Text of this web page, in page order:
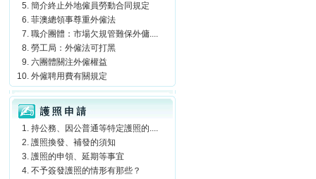
簡介終止外地僱員勞動合同規定
菲澳總領事尊重外僱法
職介團體：市場欠規管難保外傭....
勞工局：外僱法可打黑
六團體關注外僱權益
外僱聘用費有關規定
護照申請
持公務、因公普通等特定護照的....
護照換發、補發的須知
護照的申領、延期等事宜
不予簽發護照的情形有那些？